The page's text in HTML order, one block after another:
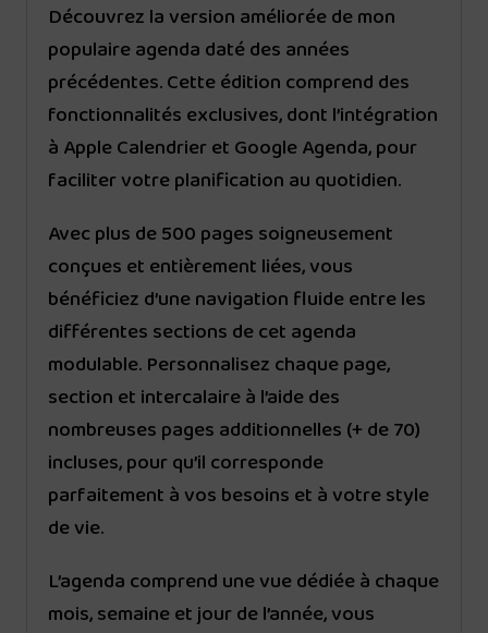
Découvrez la version améliorée de mon
populaire agenda daté des années
précédentes. Cette édition comprend des
fonctionnalités exclusives, dont l’intégration
à Apple Calendrier et Google Agenda, pour
faciliter votre planification au quotidien.
Avec plus de 500 pages soigneusement
conçues et entièrement liées, vous
bénéficiez d’une navigation fluide entre les
différentes sections de cet agenda
modulable. Personnalisez chaque page,
section et intercalaire à l’aide des
nombreuses pages additionnelles (+ de 70)
incluses, pour qu’il corresponde
parfaitement à vos besoins et à votre style
de vie.
L’agenda comprend une vue dédiée à chaque
mois, semaine et jour de l’année, vous